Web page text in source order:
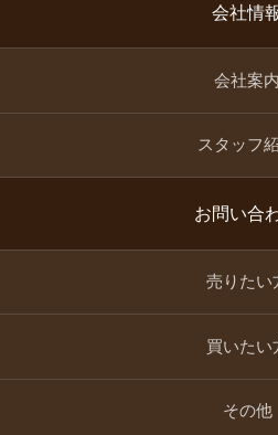
会社情
会社案内
スタッフ
お問い合
売りたい
買いたい
その他